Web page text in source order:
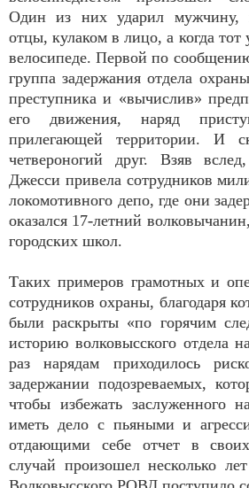
Один из них ударил мужчину,
отцы, кулаком в лицо, а когда тот
велосипеде. Первой по
группа задержания отдела
преступника и «вычислив»
его движения, наряд
прилегающей территории. И
четвероногий друг. Взяв
Джесси привела сотрудников
локомотивного депо, где они
оказался 17-летний
городских школ.
Таких примеров грамотных и
сотрудников охраны, благодаря
были раскрыты «по горячим
историю волковысского отдела
раз нарядам приходилось
задержании подозреваемых,
чтобы избежать заслуженного
иметь дело с пьяными и
отдающими себе отчет в
случай произошел несколько